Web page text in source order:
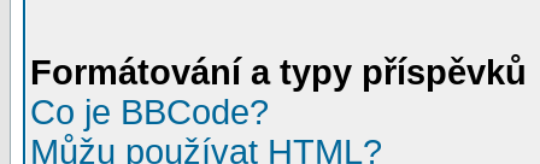
Formátování a typy příspěvků
Co je BBCode?
Můžu používat HTML?